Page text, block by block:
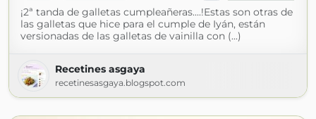
¡2ª tanda de galletas cumpleañeras....!Estas son otras de
las galletas que hice para el cumple de Iyán, están
versionadas de las galletas de vainilla con (...)
Recetines asgaya
recetinesasgaya.blogspot.com